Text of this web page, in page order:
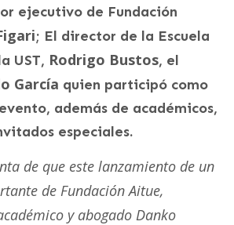
ejecutivo de Fundación
; El director de la Escuela
UST, Rodrigo Bustos, el
García quien participó como
además de académicos,
especiales.
de que este lanzamiento de un
de Fundación Aitue,
y abogado Danko